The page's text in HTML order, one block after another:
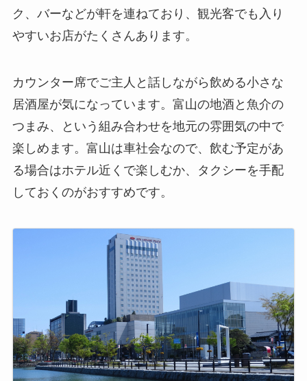
ク、バーなどが軒を連ねており、観光客でも入り
やすいお店がたくさんあります。
カウンター席でご主人と話しながら飲める小さな
居酒屋が気になっています。富山の地酒と魚介の
つまみ、という組み合わせを地元の雰囲気の中で
楽しめます。富山は車社会なので、飲む予定があ
る場合はホテル近くで楽しむか、タクシーを手配
しておくのがおすすめです。